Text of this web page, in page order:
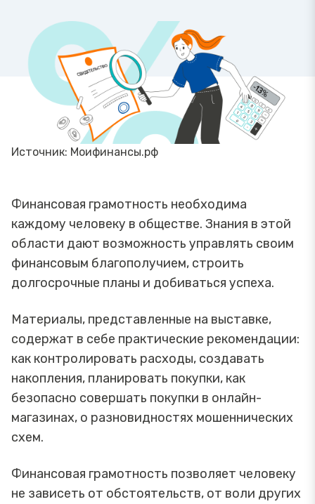
Источник: Моифинансы.рф
Финансовая грамотность необходима
каждому человеку в обществе. Знания в этой
области дают возможность управлять своим
финансовым благополучием, строить
долгосрочные планы и добиваться успеха.
Материалы, представленные на выставке,
содержат в себе практические рекомендации:
как контролировать расходы, создавать
накопления, планировать покупки, как
безопасно совершать покупки в онлайн-
магазинах, о разновидностях мошеннических
схем.
Финансовая грамотность позволяет человеку
не зависеть от обстоятельств, от воли других